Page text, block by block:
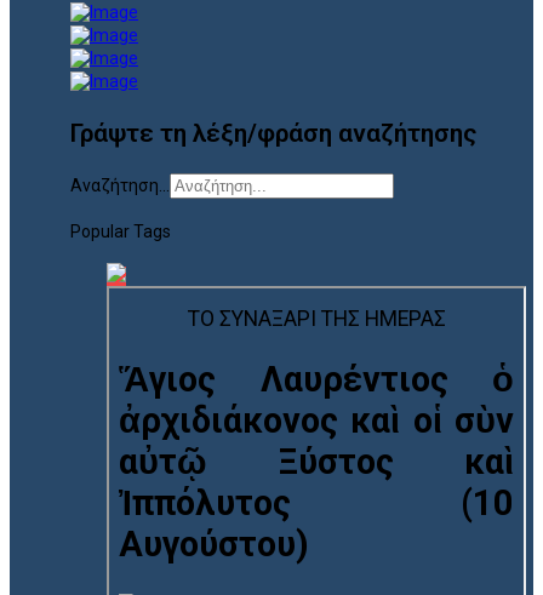
Γράψτε τη λέξη/φράση αναζήτησης
Αναζήτηση...
Popular Tags